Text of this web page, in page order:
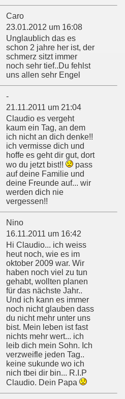
Caro
23.01.2012 um 16:08
Unglaublich das es
schon 2 jahre her ist, der
schmerz sitzt immer
noch sehr tief..Du fehlst
uns allen sehr Engel
-
21.11.2011 um 21:04
Claudio es vergeht
kaum ein Tag, an dem
ich nicht an dich denke!!
ich vermisse dich und
hoffe es geht dir gut, dort
wo du jetzt bist!!
pass
auf deine Familie und
deine Freunde auf... wir
werden dich nie
vergessen!!
Nino
16.11.2011 um 16:42
Hi Claudio... ich weiss
heut noch, wie es im
oktober 2009 war. Wir
haben noch viel zu tun
gehabt, wollten planen
für das nächste Jahr..
Und ich kann es immer
noch nicht glauben dass
du nicht mehr unter uns
bist. Mein leben ist fast
nichts mehr wert... ich
leib dich mein Sohn. Ich
verzweifle jeden Tag..
keine sukunde wo ich
nich tbei dir bin... R.I.P
Claudio. Dein Papa